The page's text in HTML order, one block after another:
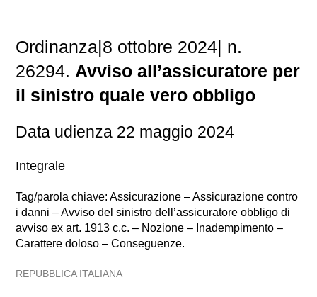
Ordinanza|8 ottobre 2024| n.
26294. Avviso all’assicuratore per
il sinistro quale vero obbligo
Data udienza 22 maggio 2024
Integrale
Tag/parola chiave: Assicurazione – Assicurazione contro
i danni – Avviso del sinistro dell’assicuratore obbligo di
avviso ex art. 1913 c.c. – Nozione – Inadempimento –
Carattere doloso – Conseguenze.
REPUBBLICA ITALIANA